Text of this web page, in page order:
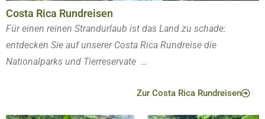
Costa Rica Rundreisen
Für einen reinen Strandurlaub ist das Land zu schade:
entdecken Sie auf unserer Costa Rica Rundreise die
Nationalparks und Tierreservate …
Zur Costa Rica Rundreisen